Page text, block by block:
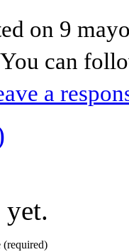
on 9
can
a
yet.
(required)